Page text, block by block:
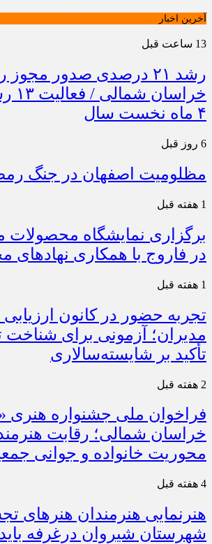
آخرین اخبار
13 ساعت قبل
رشد ۲۱ درصدی صدور مجوز
۴ ماه نخست سال
6 روز قبل
مظلومیت اصفهان در جنگ
1 هفته قبل
برگزاری نمایشگاه
در فاروج با همکاری نهادهای
1 هفته قبل
تجربه حضور در کانون
مدیران؛ آزمونی برای شناخت
تأکید بر شایسته‌سالاری
2 هفته قبل
فراخوان ملی جشنواره هنری
خراسان شمالی؛ رقابت
محوریت خانواده و جوانی
4 هفته قبل
هنرنمایی هنرمندان هنرهای
شهرستان شیروان درغرفه